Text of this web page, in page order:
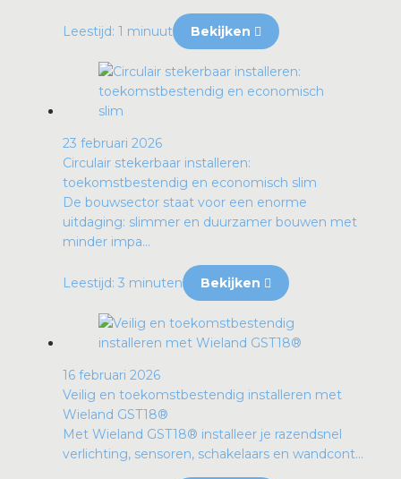
Leestijd: 1 minuut Bekijken
23 februari 2026
Circulair stekerbaar installeren:
toekomstbestendig en economisch slim
De bouwsector staat voor een enorme
uitdaging: slimmer en duurzamer bouwen met
minder impa...
Leestijd: 3 minuten Bekijken
16 februari 2026
Veilig en toekomstbestendig installeren met
Wieland GST18®
Met Wieland GST18® installeer je razendsnel
verlichting, sensoren, schakelaars en wandcont...